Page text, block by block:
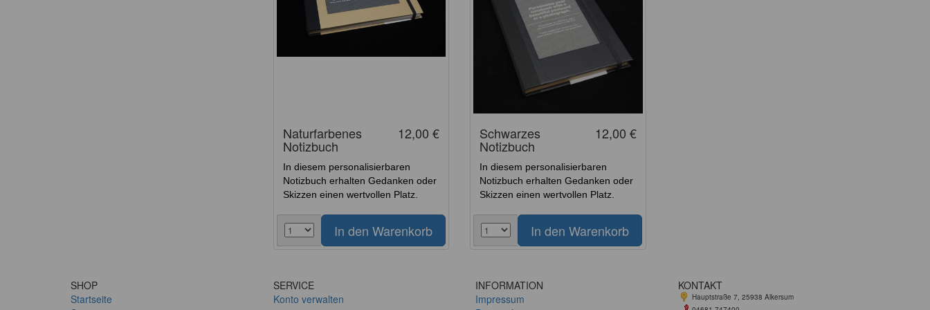
12,00 €
Naturfarbenes
Notizbuch
In diesem personalisierbaren
Notizbuch erhalten Gedanken oder
Skizzen einen wertvollen Platz.
12,00 €
Schwarzes
Notizbuch
In diesem personalisierbaren
Notizbuch erhalten Gedanken oder
Skizzen einen wertvollen Platz.
SHOP
Startseite
SERVICE
Konto verwalten
INFORMATION
Impressum
KONTAKT
Hauptstraße 7, 25938 Alkersum